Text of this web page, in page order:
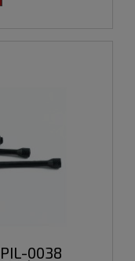
0038